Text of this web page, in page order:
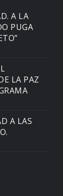
A LA
PUGA
LA PAZ
A LAS